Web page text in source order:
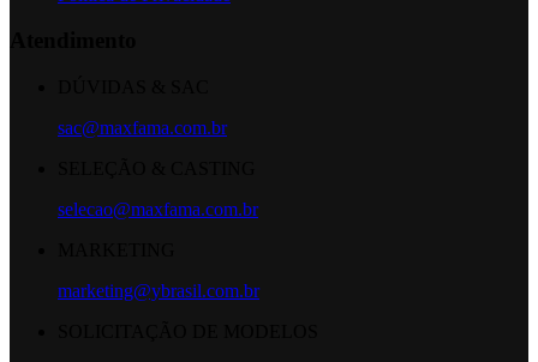
sac@maxfama.com.br
selecao@maxfama.com.br
marketing@ybrasil.com.br